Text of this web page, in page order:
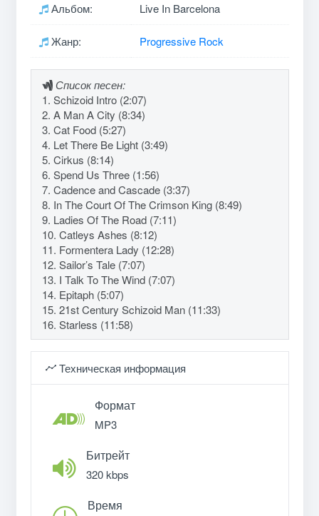
Альбом: Live In Barcelona
Жанр: Progressive Rock
Список песен:
1. Schizoid Intro (2:07)
2. A Man A City (8:34)
3. Cat Food (5:27)
4. Let There Be Light (3:49)
5. Cirkus (8:14)
6. Spend Us Three (1:56)
7. Cadence and Cascade (3:37)
8. In The Court Of The Crimson King (8:49)
9. Ladies Of The Road (7:11)
10. Catleys Ashes (8:12)
11. Formentera Lady (12:28)
12. Sailor’s Tale (7:07)
13. I Talk To The Wind (7:07)
14. Epitaph (5:07)
15. 21st Century Schizoid Man (11:33)
16. Starless (11:58)
Техническая информация
Формат
MP3
Битрейт
320 kbps
Время